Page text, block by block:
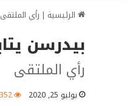
الرئيسية | رأي الملتقى
بيدرسن
رأي الملتقى
يوليو 25, 2020